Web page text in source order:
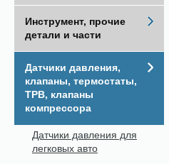
Инструмент, прочие
детали и части
Датчики давления,
клапаны, термостаты,
ТРВ, клапаны
компрессора
Датчики давления для
легковых авто